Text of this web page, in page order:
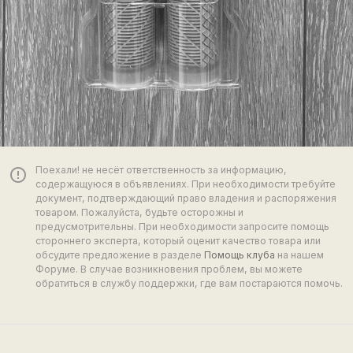
error_outline
Поехали! не несёт ответственность за информацию,
содержащуюся в объявлениях. При необходимости требуйте
документ, подтверждающий право владения и распоряжения
товаром. Пожалуйста, будьте осторожны и
предусмотрительны. При необходимости запросите помощь
стороннего эксперта, который оценит качество товара или
обсудите предложение в разделе Помощь клуба на нашем
Форуме. В случае возникновения проблем, вы можете
обратиться в службу поддержки, где вам постараются помочь.